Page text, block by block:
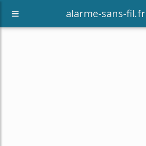
alarme-sans-fil.fr